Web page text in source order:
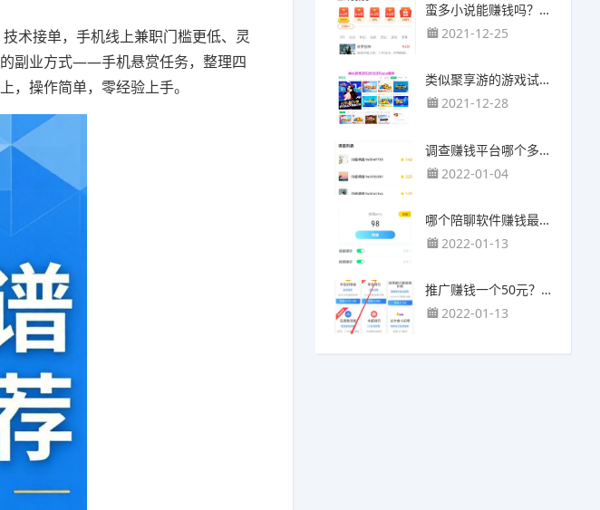
术接单，手机线上兼职门槛更低、灵
副业方式——手机悬赏任务，整理四
，操作简单，零经验上手。
蛮多小说能赚钱吗？送的100元能提现靠谱吗？
2021-12-25
类似聚享游的游戏试玩app（平台）推荐
2021-12-28
调查赚钱平台哪个多？哪个调查网站正规靠谱？
2022-01-04
哪个陪聊软件赚钱最快？目前陪人聊天可以挣钱的app推荐
2022-01-13
推广赚钱一个50元？我这个一个最高可以赚500元
2022-01-13